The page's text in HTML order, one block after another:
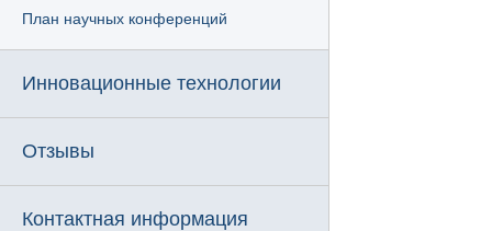
План научных конференций
Инновационные технологии
Отзывы
Контактная информация